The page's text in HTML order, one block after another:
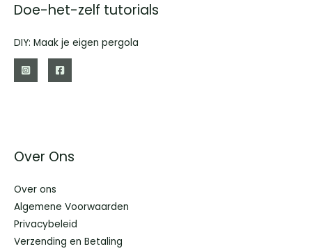
Doe-het-zelf tutorials
DIY: Maak je eigen pergola
Over Ons
Over ons
Algemene Voorwaarden
Privacybeleid
Verzending en Betaling